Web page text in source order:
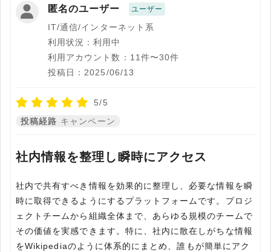
匿名のユーザー ユーザー
IT/通信/インターネット系
利用状況：利用中
利用アカウント数：11件〜30件
投稿日：2025/06/13
5/5
投稿経路 キャンペーン
社内情報を整理し瞬時にアクセス
社内で共有すべき情報を効果的に整理し、必要な情報を瞬
時に取得できるようにするプラットフォームです。プロジ
ェクトチームから組織全体まで、あらゆる規模のチームで
その価値を実感できます。特に、社内に散在しがちな情報
をWikipediaのように体系的にまとめ、誰もが簡単にアク